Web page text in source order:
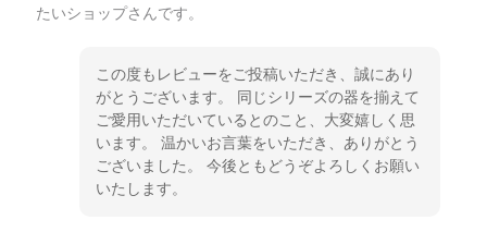
たいショップさんです。
この度もレビューをご投稿いただき、誠にあり
がとうございます。 同じシリーズの器を揃えて
ご愛用いただいているとのこと、大変嬉しく思
います。 温かいお言葉をいただき、ありがとう
ございました。 今後ともどうぞよろしくお願い
いたします。